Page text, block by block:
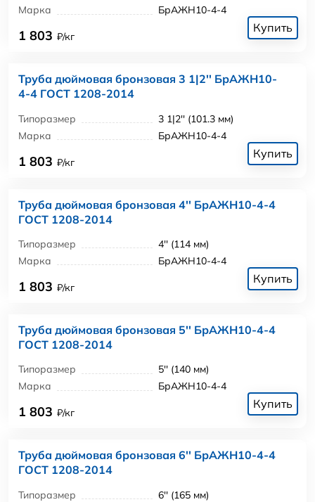
Марка
БрАЖН10-4-4
1 803 ₽/кг
Купить
Труба дюймовая бронзовая 3 1|2'' БрАЖН10-
4-4 ГОСТ 1208-2014
Типоразмер
3 1|2'' (101.3 мм)
Марка
БрАЖН10-4-4
1 803 ₽/кг
Купить
Труба дюймовая бронзовая 4'' БрАЖН10-4-4
ГОСТ 1208-2014
Типоразмер
4'' (114 мм)
Марка
БрАЖН10-4-4
1 803 ₽/кг
Купить
Труба дюймовая бронзовая 5'' БрАЖН10-4-4
ГОСТ 1208-2014
Типоразмер
5'' (140 мм)
Марка
БрАЖН10-4-4
1 803 ₽/кг
Купить
Труба дюймовая бронзовая 6'' БрАЖН10-4-4
ГОСТ 1208-2014
Типоразмер
6'' (165 мм)